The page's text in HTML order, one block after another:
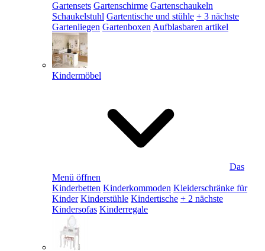
Gartensets Gartenschirme Gartenschaukeln
Schaukelstuhl Gartentische und stühle + 3 nächste
Gartenliegen Gartenboxen Aufblasbaren artikel
Kindermöbel
Das
Menü öffnen
Kinderbetten Kinderkommoden Kleiderschränke für
Kinder Kinderstühle Kindertische + 2 nächste
Kindersofas Kinderregale